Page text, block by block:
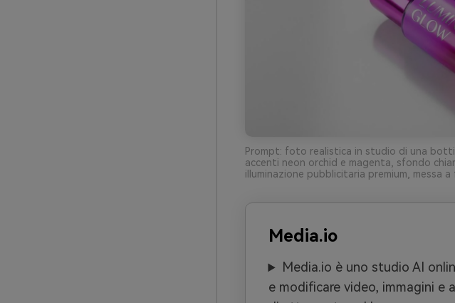
Prompt: foto realistica in studio di una
accenti neon orchid e magenta, sfondo
illuminazione pubblicitaria premium, messa
Media.io
Media.io è uno studio AI
e modificare video, immagini e